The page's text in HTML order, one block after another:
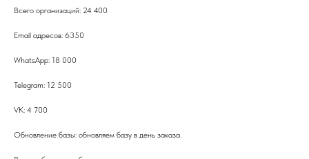
Всего организаций: 24 400
Email адресов: 6350
WhatsApp: 18 000
Telegram: 12 500
VK: 4 700
Обновление базы: обновляем базу в день заказа.